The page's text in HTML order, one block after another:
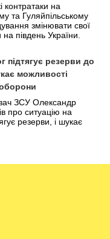
контратаки на
та Гуляйпільському
змінювати свої
південь України.
підтягує резерви до
можливості
ЗСУ Олександр
про ситуацію на
резерви, і шукає